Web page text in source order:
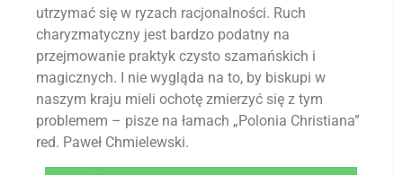
utrzymać się w ryzach racjonalności. Ruch
charyzmatyczny jest bardzo podatny na
przejmowanie praktyk czysto szamańskich i
magicznych. I nie wygląda na to, by biskupi w
naszym kraju mieli ochotę zmierzyć się z tym
problemem – pisze na łamach „Polonia Christiana”
red. Paweł Chmielewski.